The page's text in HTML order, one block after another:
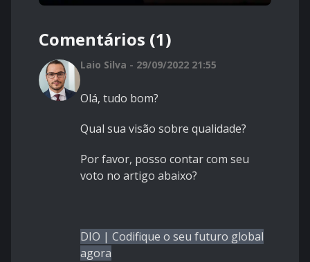
Comentários (1)
Laio Silva - 29/09/2022 21:55
Olá, tudo bom?
Qual sua visão sobre qualidade?
Por favor, posso contar com seu
voto no artigo abaixo?
DIO | Codifique o seu futuro global
agora